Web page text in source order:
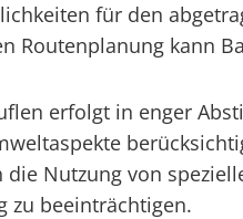
für den
Routenplanung kann
erfolgt in enger
Nutzung von
zu beeinträchtigen.